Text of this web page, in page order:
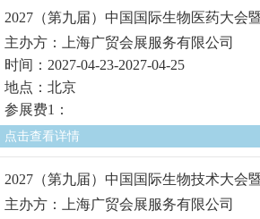
2027（第九届）中国国际生物医药大会
主办方：上海广贸会展服务有限公司
时间：2027-04-23-2027-04-25
地点：北京
参展费1：
点击查看详情
2027（第九届）中国国际生物技术大会
主办方：上海广贸会展服务有限公司